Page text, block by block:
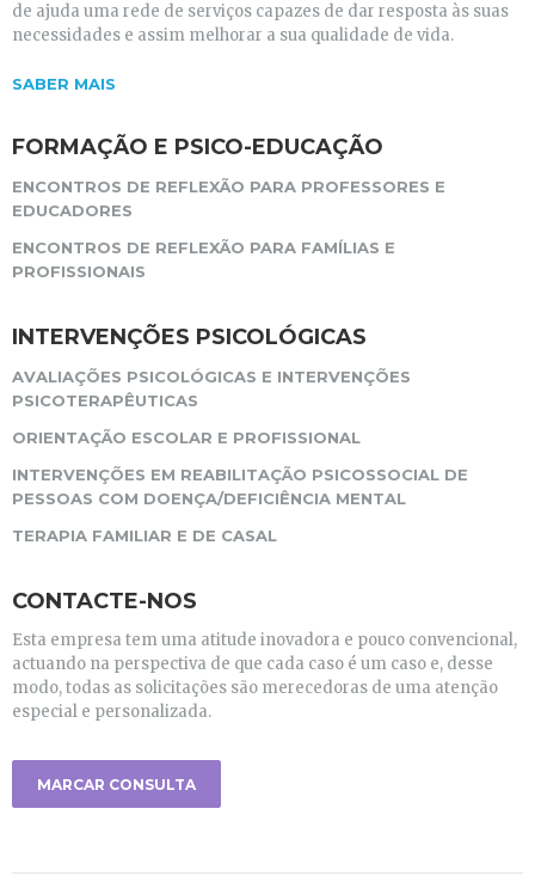
de ajuda uma rede de serviços capazes de dar resposta às suas
necessidades e assim melhorar a sua qualidade de vida.
SABER MAIS
FORMAÇÃO E PSICO-EDUCAÇÃO
ENCONTROS DE REFLEXÃO PARA PROFESSORES E
EDUCADORES
ENCONTROS DE REFLEXÃO PARA FAMÍLIAS E
PROFISSIONAIS
INTERVENÇÕES PSICOLÓGICAS
AVALIAÇÕES PSICOLÓGICAS E INTERVENÇÕES
PSICOTERAPÊUTICAS
ORIENTAÇÃO ESCOLAR E PROFISSIONAL
INTERVENÇÕES EM REABILITAÇÃO PSICOSSOCIAL DE
PESSOAS COM DOENÇA/DEFICIÊNCIA MENTAL
TERAPIA FAMILIAR E DE CASAL
CONTACTE-NOS
Esta empresa tem uma atitude inovadora e pouco convencional,
actuando na perspectiva de que cada caso é um caso e, desse
modo, todas as solicitações são merecedoras de uma atenção
especial e personalizada.
MARCAR CONSULTA